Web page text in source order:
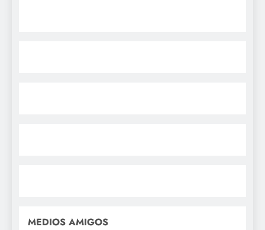
MEDIOS AMIGOS